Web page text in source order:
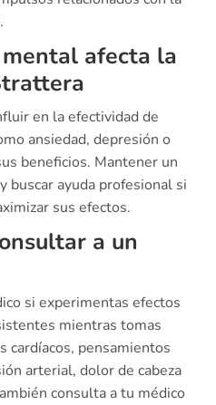
afecta la
en la efectividad de
ansiedad, depresión o
beneficios. Mantener un
buscar ayuda profesional si
sus efectos.
a un
si experimentas efectos
mientras tomas
cardíacos, pensamientos
arterial, dolor de cabeza
consulta a tu médico